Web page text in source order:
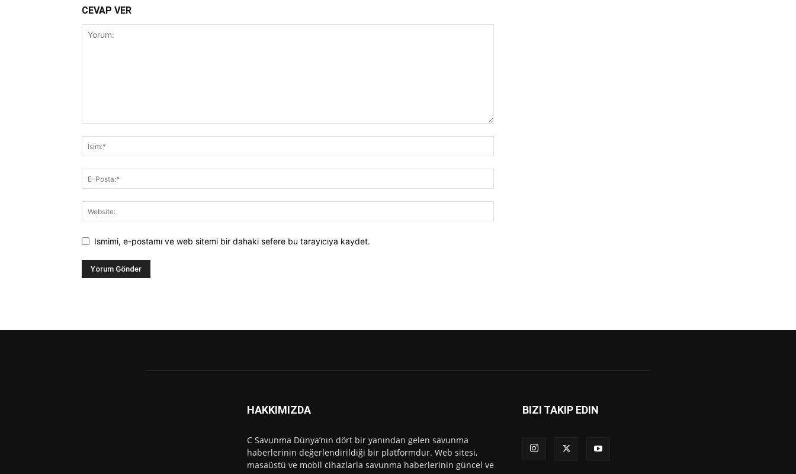
CEVAP VER
Ismimi, e-postamı ve web sitemi bir dahaki sefere bu tarayıcıya kaydet.
HAKKIMIZDA
C Savunma Dünya’nın dört bir yanından gelen savunma
haberlerinin değerlendirildiği bir platformdur. Web sitesi,
masaüstü ve mobil cihazlarla savunma haberlerinin güncel ve
BIZI TAKIP EDIN